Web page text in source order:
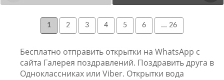
1 2 3 4 5 6 ... 26
Бесплатно отправить открытки на WhatsApp с
сайта Галерея поздравлений. Поздравить друга в
Одноклассниках или Viber. Открытки вода